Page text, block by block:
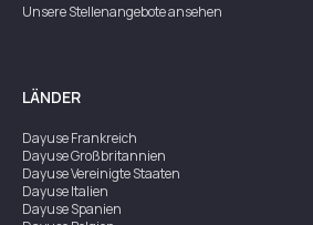
Unsere Stellenangebote ansehen
LÄNDER
DayuseFrankreich
DayuseGroßbritannien
DayuseVereinigte Staaten
DayuseItalien
DayuseSpanien